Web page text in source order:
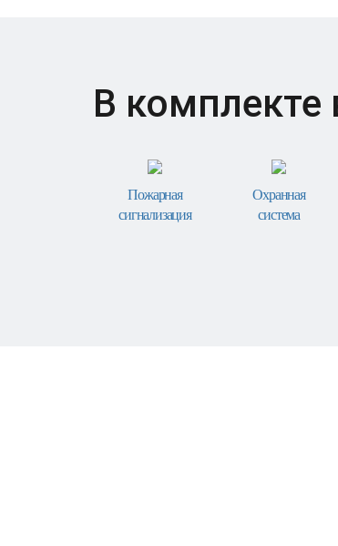
В комплекте
Пожарная
сигнализация
Охранная
система